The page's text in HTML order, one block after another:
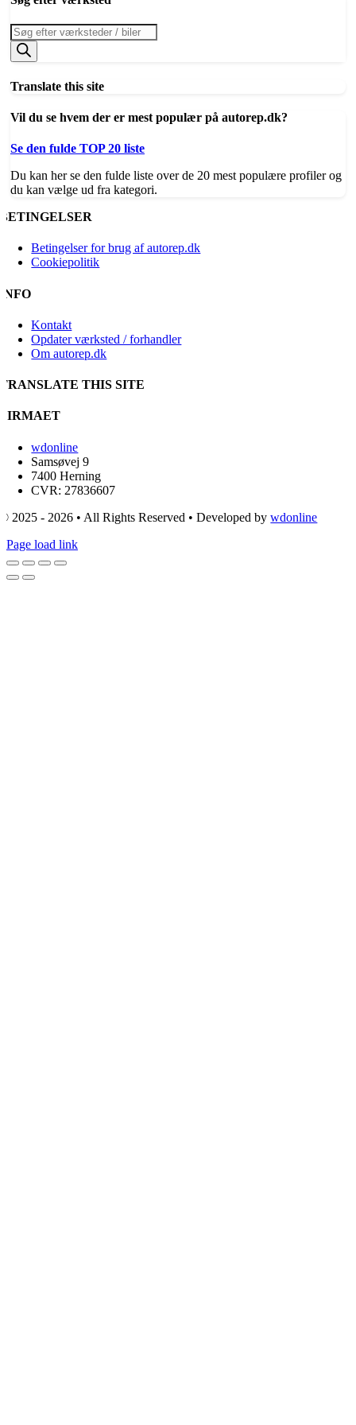
Products
search
Translate this site
Vil du se hvem der er mest populær på autorep.dk?
Se den fulde TOP 20 liste
Du kan her se den fulde liste over de 20 mest populære profiler og
du kan vælge ud fra kategori.
BETINGELSER
Betingelser for brug af autorep.dk
Cookiepolitik
INFO
Kontakt
Opdater værksted / forhandler
Om autorep.dk
TRANSLATE THIS SITE
FIRMAET
wdonline
Samsøvej 9
7400 Herning
CVR: 27836607
© 2025 - 2026 • All Rights Reserved • Developed bywdonline
Page load link